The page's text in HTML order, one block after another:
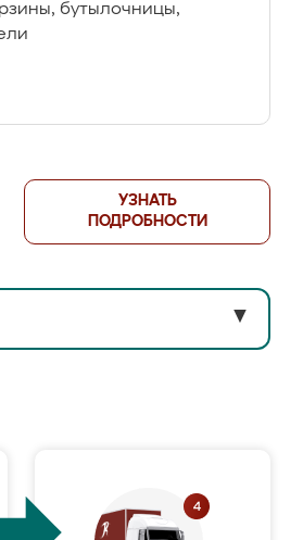
бутылочницы,
УЗНАТЬ
ПОДРОБНОСТИ
▼